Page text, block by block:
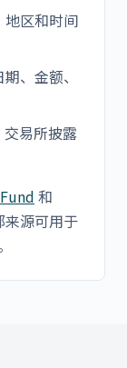
地区和时间
、金额、
易所披露
和
来源可用于